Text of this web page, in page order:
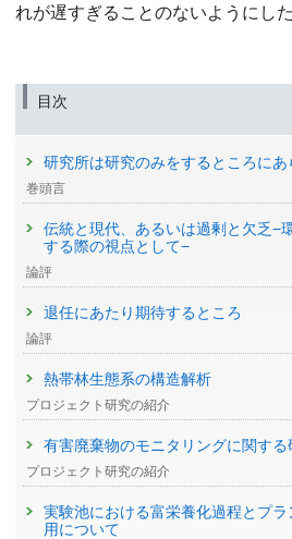
れが遅すぎることのないようにし
目次
研究所は研究のみをするところに
巻頭言
伝統と現代、あるいは過剰と欠乏−
する際の視点として−
論評
退任にあたり期待するところ
論評
熱帯林生態系の構造解析
プロジェクト研究の紹介
有害廃棄物のモニタリングに関する
プロジェクト研究の紹介
実験池における富栄養化過程とプ
用について